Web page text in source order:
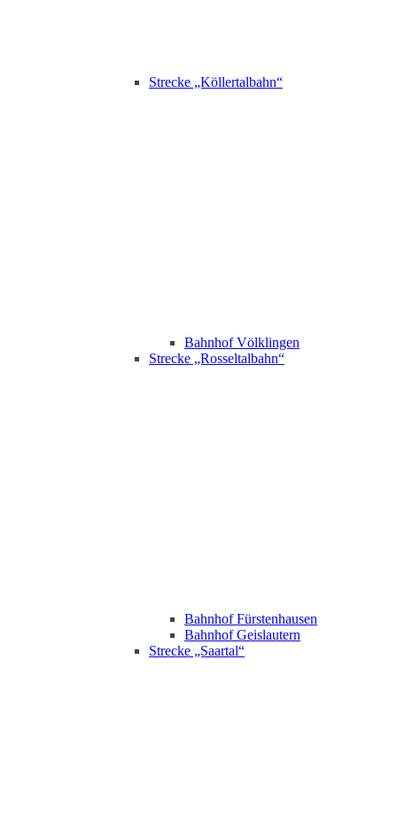
Strecke „Köllertalbahn“
Bahnhof Völklingen
Strecke „Rosseltalbahn“
Bahnhof Fürstenhausen
Bahnhof Geislautern
Strecke „Saartal“